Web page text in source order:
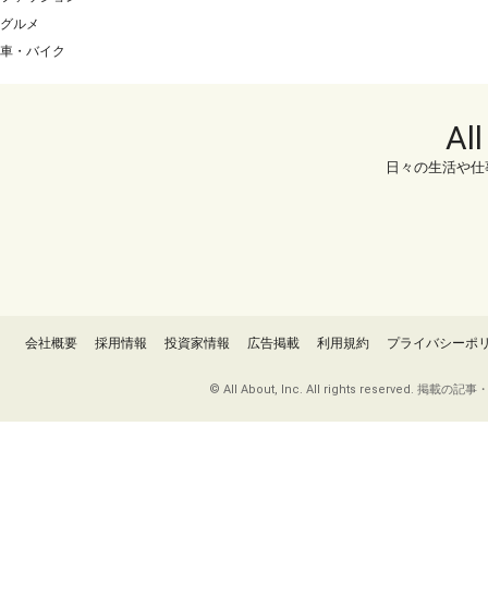
グルメ
車・バイク
日々の生活や
会社概要 採用情報 投資家情報 広告掲載 利用規約 プライバシーポ
© All About, Inc. All rights reserved. 掲載の記事・